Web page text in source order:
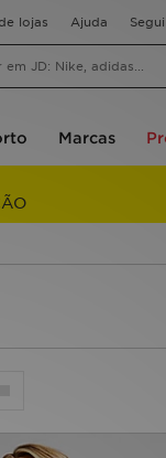
lojas Ajuda
Marcas